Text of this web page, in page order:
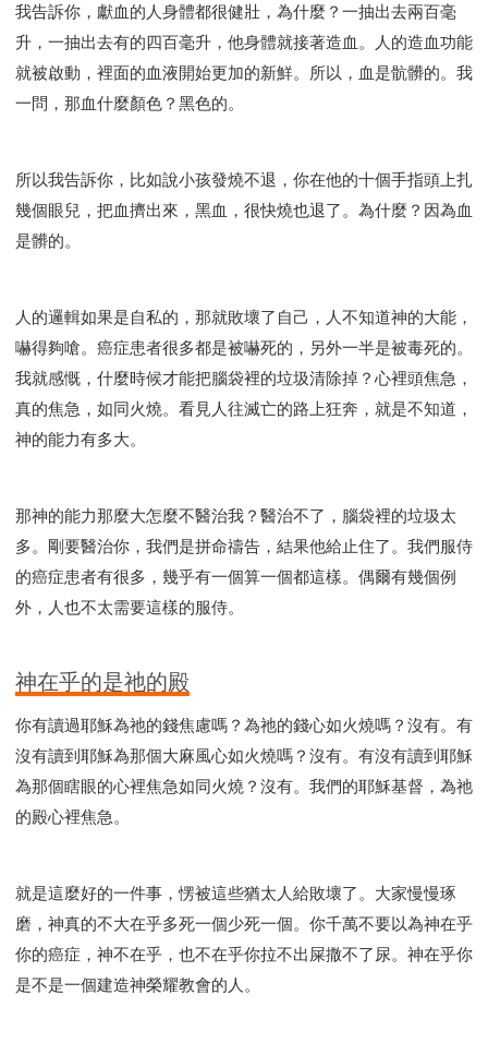
我告訴你，獻血的人身體都很健壯，為什麼？一抽出去兩百毫
升，一抽出去有的四百毫升，他身體就接著造血。人的造血功能
就被啟動，裡面的血液開始更加的新鮮。所以，血是骯髒的。我
一問，那血什麼顏色？黑色的。
所以我告訴你，比如說小孩發燒不退，你在他的十個手指頭上扎
幾個眼兒，把血擠出來，黑血，很快燒也退了。為什麼？因為血
是髒的。
人的邏輯如果是自私的，那就敗壞了自己，人不知道神的大能，
嚇得夠嗆。癌症患者很多都是被嚇死的，另外一半是被毒死的。
我就感慨，什麼時候才能把腦袋裡的垃圾清除掉？心裡頭焦急，
真的焦急，如同火燒。看見人往滅亡的路上狂奔，就是不知道，
神的能力有多大。
那神的能力那麼大怎麼不醫治我？醫治不了，腦袋裡的垃圾太
多。剛要醫治你，我們是拼命禱告，結果他給止住了。我們服侍
的癌症患者有很多，幾乎有一個算一個都這樣。偶爾有幾個例
外，人也不太需要這樣的服侍。
神在乎的是祂的殿
你有讀過耶穌為祂的錢焦慮嗎？為祂的錢心如火燒嗎？沒有。有
沒有讀到耶穌為那個大麻風心如火燒嗎？沒有。有沒有讀到耶穌
為那個瞎眼的心裡焦急如同火燒？沒有。我們的耶穌基督，為祂
的殿心裡焦急。
就是這麼好的一件事，愣被這些猶太人給敗壞了。大家慢慢琢
磨，神真的不大在乎多死一個少死一個。你千萬不要以為神在乎
你的癌症，神不在乎，也不在乎你拉不出屎撒不了尿。神在乎你
是不是一個建造神榮耀教會的人。